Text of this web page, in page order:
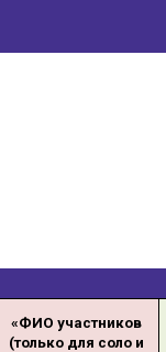
«ФИО участников
(только для соло и